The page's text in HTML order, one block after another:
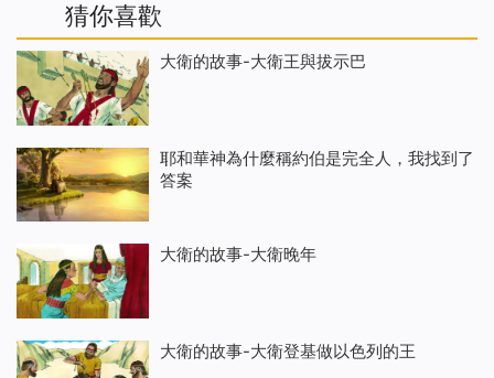
猜你喜歡
大衛的故事-大衛王與拔示巴
耶和華神為什麼稱約伯是完全人，我找到了
答案
大衛的故事-大衛晚年
大衛的故事-大衛登基做以色列的王